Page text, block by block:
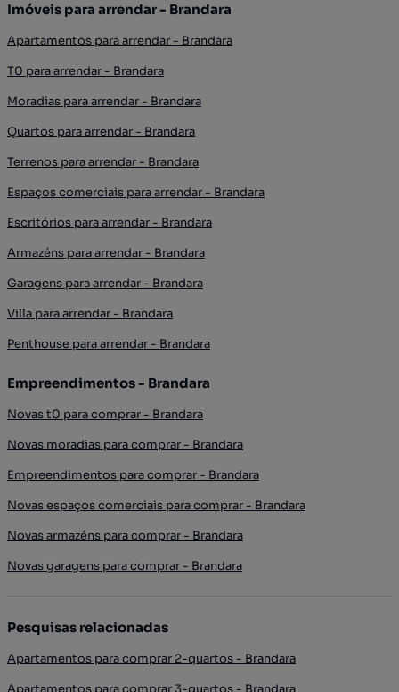
Imóveis para arrendar - Brandara
Apartamentos para arrendar - Brandara
T0 para arrendar - Brandara
Moradias para arrendar - Brandara
Quartos para arrendar - Brandara
Terrenos para arrendar - Brandara
Espaços comerciais para arrendar - Brandara
Escritórios para arrendar - Brandara
Armazéns para arrendar - Brandara
Garagens para arrendar - Brandara
Villa para arrendar - Brandara
Penthouse para arrendar - Brandara
Empreendimentos - Brandara
Novas t0 para comprar - Brandara
Novas moradias para comprar - Brandara
Empreendimentos para comprar - Brandara
Novas espaços comerciais para comprar - Brandara
Novas armazéns para comprar - Brandara
Novas garagens para comprar - Brandara
Pesquisas relacionadas
Apartamentos para comprar 2-quartos - Brandara
Apartamentos para comprar 3-quartos - Brandara